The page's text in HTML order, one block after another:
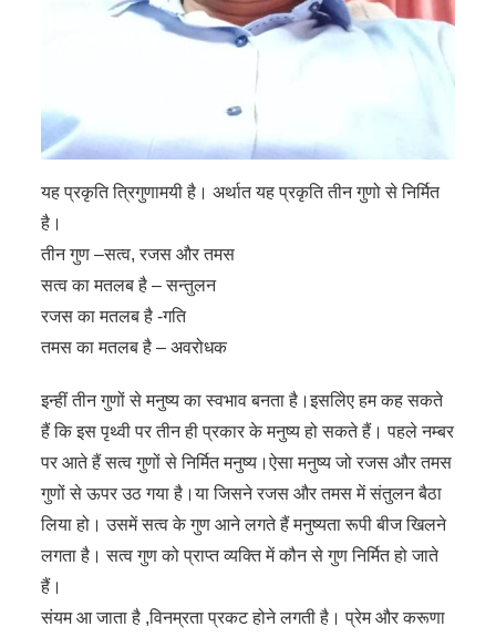
यह प्रकृति त्रिगुणामयी है। अर्थात यह प्रकृति तीन गुणो से निर्मित
है।
तीन गुण –सत्व, रजस और तमस
सत्व का मतलब है – सन्तुलन
रजस का मतलब है -गति
तमस का मतलब है – अवरोधक
इन्हीं तीन गुणों से मनुष्य का स्वभाव बनता है।इसलिेए हम कह सकते
हैं कि इस पृथ्वी पर तीन ही प्रकार के मनुष्य हो सकते हैं। पहले नम्बर
पर आते हैं सत्व गुणों से निर्मित मनुष्य।ऐसा मनुष्य जो रजस और तमस
गुणों से ऊपर उठ गया है।या जिसने रजस और तमस में संतुलन बैठा
लिया हो। उसमें सत्व के गुण आने लगते हैं मनुष्यता रूपी बीज खिलने
लगता है। सत्व गुण को प्राप्त व्यक्ति में कौन से गुण निर्मित हो जाते
हैं।
संयम आ जाता है ,विनम्रता प्रकट होने लगती है। प्रेम और करूणा